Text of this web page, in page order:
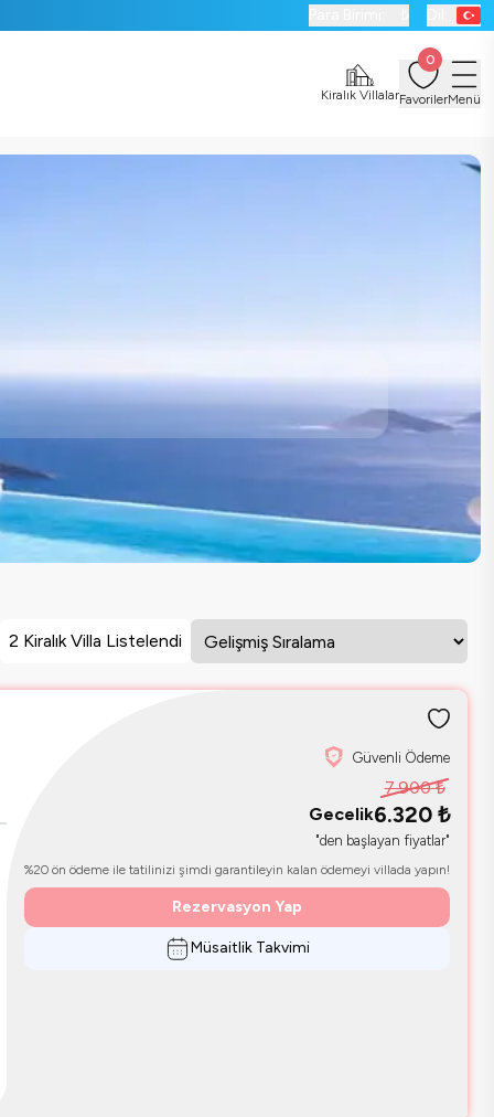
Kiralık Villalar
0
FavorilerMenü
2 Kiralık Villa Listelendi
Güvenli Ödeme
7.900 ₺
Gecelik6.320 ₺
"den başlayan fiyatlar"
%20 ön ödeme ile tatilinizi şimdi garantileyin kalan ödemeyi villada yapın!
Rezervasyon Yap
Müsaitlik Takvimi